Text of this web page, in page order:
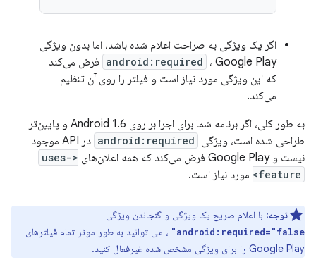
اگر یک ویژگی به صراحت اعلام شده باشد، اما بدون ویژگی
android:required ، Google Play فرض می‌کند
که این ویژگی مورد نیاز است و فیلتر را روی آن تنظیم
می‌کند.
به طور کلی، اگر برنامه شما برای اجرا بر روی Android 1.6 و پایین‌تر
طراحی شده است، ویژگی android:required
در API موجود
نیست و Google Play فرض می‌کند که همه اعلان‌های
<uses-
feature>
مورد نیاز است.
توجه: با اعلام صریح یک ویژگی و گنجاندن ویژگی
android:required="false"
، می توانید به طور موثر تمام فیلترهای
Google Play را برای ویژگی مشخص شده غیرفعال کنید.